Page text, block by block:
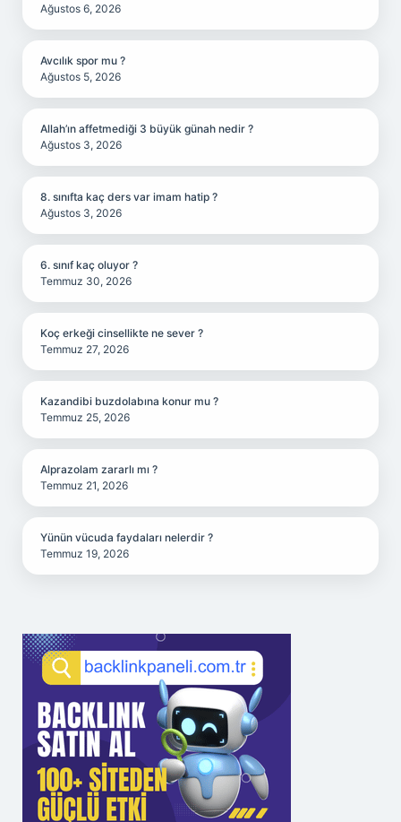
Ağustos 6, 2026
Avcılık spor mu ?
Ağustos 5, 2026
Allah’ın affetmediği 3 büyük günah nedir ?
Ağustos 3, 2026
8. sınıfta kaç ders var imam hatip ?
Ağustos 3, 2026
6. sınıf kaç oluyor ?
Temmuz 30, 2026
Koç erkeği cinsellikte ne sever ?
Temmuz 27, 2026
Kazandibi buzdolabına konur mu ?
Temmuz 25, 2026
Alprazolam zararlı mı ?
Temmuz 21, 2026
Yünün vücuda faydaları nelerdir ?
Temmuz 19, 2026